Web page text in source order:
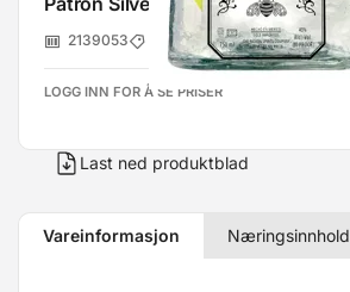
2139053 Bacardi Norge
LOGG INN FOR Å SE PRISER
Last ned produktblad
Vareinformasjon Næringsinnhold